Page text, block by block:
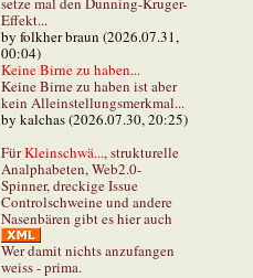
Effekt...
by folkher braun (2026.07.31,
00:04)
Keine Birne zu haben...
Keine Birne zu haben ist aber
kein Alleinstellungsmerkmal...
by kalchas (2026.07.30, 20:25)
FürKleinschwä..., strukturelle
Analphabeten, Web2.0-
Spinner, dreckige Issue
Controlschweine und andere
Nasenbären gibt es hier auch
Wer damit nichts anzufangen
weiss - prima.